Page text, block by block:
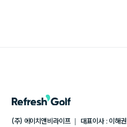
(주) 에이치앤비라이프 ｜ 대표이사 : 이해권